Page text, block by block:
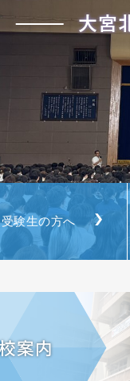
受験生の方へ